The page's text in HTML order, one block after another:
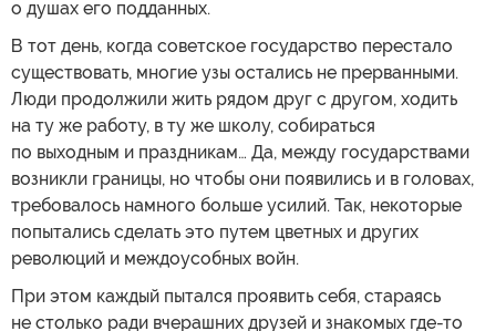
о душах его подданных.
В тот день, когда советское государство перестало
существовать, многие узы остались не прерванными.
Люди продолжили жить рядом друг с другом, ходить
на ту же работу, в ту же школу, собираться
по выходным и праздникам… Да, между государствами
возникли границы, но чтобы они появились и в головах,
требовалось намного больше усилий. Так, некоторые
попытались сделать это путем цветных и других
революций и междоусобных войн.
При этом каждый пытался проявить себя, стараясь
не столько ради вчерашних друзей и знакомых где-то